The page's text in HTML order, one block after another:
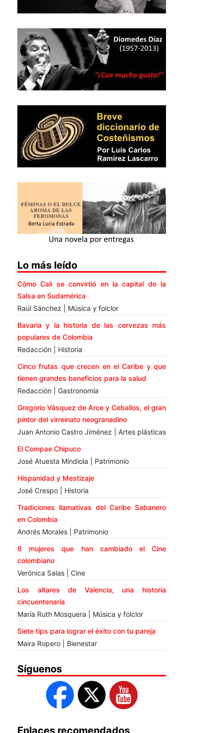
Lo más leído
Cómo Cali se convirtió en la capital de la
Salsa en Sudamérica
Raúl Sánchez | Música y folclor
Bavaria y la historia de las cervezas más
populares de Colombia
Redacción | Historia
Cinco frutas que crecen en el Caribe y que
tienen grandes beneficios para la salud
Redacción | Gastronomía
Gregorio Vásquez de Arce y Ceballos, el gran
pintor del virreinato neogranadino
Juan Antonio Castro Jiménez | Artes plásticas
El Compae Chipuco
José Atuesta Mindiola | Patrimonio
Hispanidad y Mestizaje
José Crespo | Historia
Tradiciones llamativas del Caribe Sabanero
en Colombia
Andrés Morales | Patrimonio
8 mujeres que han cambiado el Cine
colombiano
Verónica Salas | Cine
Los altares de Valencia, una historia
cincuentenaria
María Ruth Mosquera | Música y folclor
Siete tips para lograr el éxito con tu pareja
Maira Ropero | Bienestar
Síguenos
Enlaces recomendados